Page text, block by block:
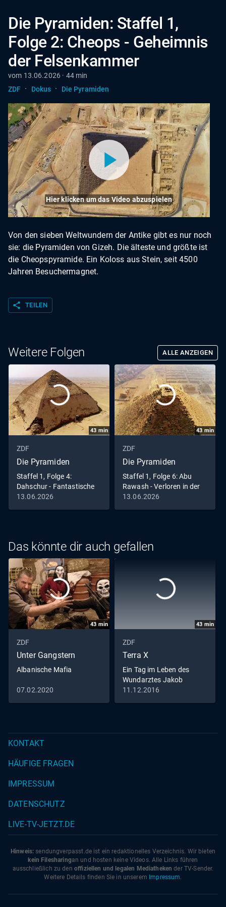
Die Pyramiden: Staffel 1,
Folge 2: Cheops - Geheimnis
der Felsenkammer
vom 13.06.2026 · 44 min
ZDF · Dokus · Die Pyramiden
Hier klicken um das Video abzuspielen
Von den sieben Weltwundern der Antike gibt es nur noch
sie: die Pyramiden von Gizeh. Die älteste und größte ist
die Cheopspyramide. Ein Koloss aus Stein, seit 4500
Jahren Besuchermagnet.
share TEILEN
Weitere Folgen ALLE ANZEIGEN
43 min
ZDF
Die Pyramiden
Staffel 1, Folge 4:
Dahschur - Fantastische
Entdeckungen
13.06.2026
43 min
ZDF
Die Pyramiden
Staffel 1, Folge 6: Abu
Rawash - Verloren in der
Zeit
13.06.2026
Das könnte dir auch gefallen
43 min
ZDF
Unter Gangstern
Albanische Mafia
07.02.2020
43 min
ZDF
Terra X
Ein Tag im Leben des
Wundarztes Jakob
Althaus im Jahr 1454
11.12.2016
KONTAKT
HÄUFIGE FRAGEN
IMPRESSUM
DATENSCHUTZ
LIVE-TV-JETZT.DE
Hinweis: sendungverpasst.de ist ein redaktionelles Verzeichnis. Wir bieten
kein Filesharingan und hosten keine Videos. Alle Links führen
ausschließlich zu den offiziellen und legalen Mediatheken der TV-Sender.
Weitere Details finden Sie in unserem Impressum.